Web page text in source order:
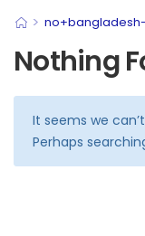
>
Nothing
It seems we
Perhaps